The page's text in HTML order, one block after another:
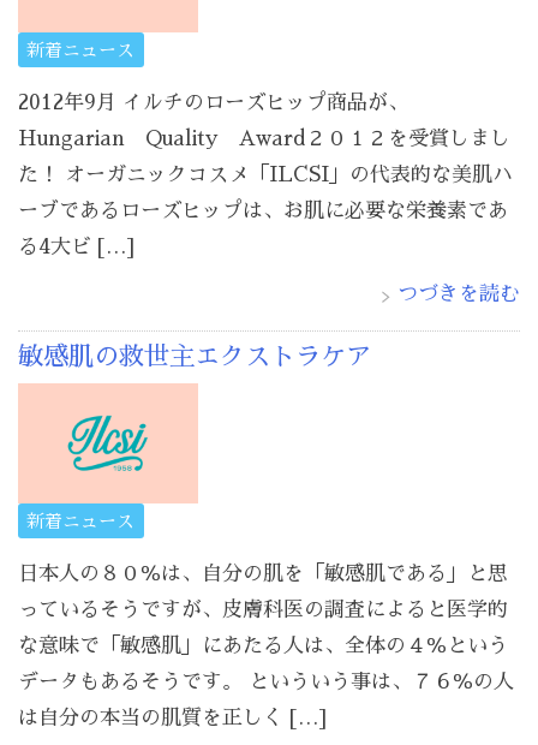
新着ニュース
2012年9月 イルチのローズヒップ商品が、
Hungarian Quality Award２０１２を受賞しまし
た！ オーガニックコスメ「ILCSI」の代表的な美肌ハ
ーブであるローズヒップは、お肌に必要な栄養素であ
る4大ビ […]
つづきを読む
敏感肌の救世主エクストラケア
新着ニュース
日本人の８０％は、自分の肌を「敏感肌である」と思
っているそうですが、皮膚科医の調査によると医学的
な意味で「敏感肌」にあたる人は、全体の４％という
データもあるそうです。 といういう事は、７６％の人
は自分の本当の肌質を正しく […]